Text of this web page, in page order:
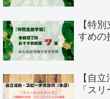
【特
すめの
【自
「ス